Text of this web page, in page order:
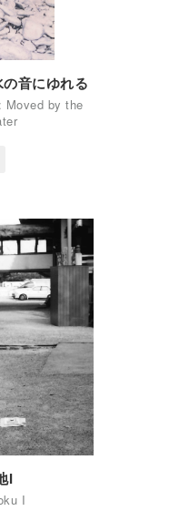
音にゆれる
Moved by the
I
I